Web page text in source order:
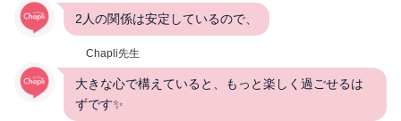
2人の関係は安定しているので、
Chapli先生
大きな心で構えていると、もっと楽しく過ごせるは
ずです✨